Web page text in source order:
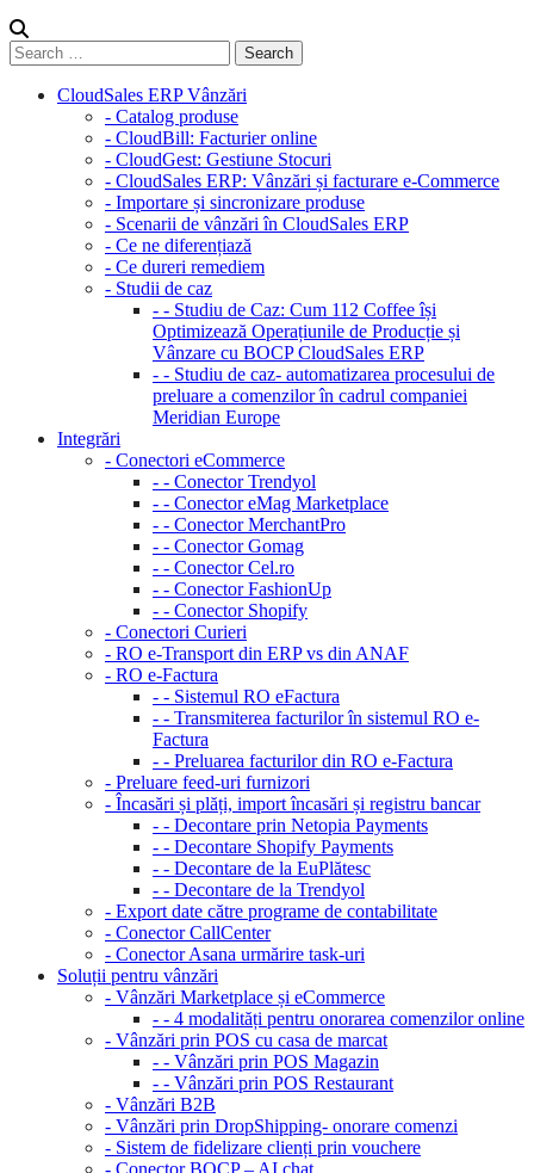
CloudSales ERP Vânzări
- Catalog produse
- CloudBill: Facturier online
- CloudGest: Gestiune Stocuri
- CloudSales ERP: Vânzări și facturare e-Commerce
- Importare și sincronizare produse
- Scenarii de vânzări în CloudSales ERP
- Ce ne diferențiază
- Ce dureri remediem
- Studii de caz
- - Studiu de Caz: Cum 112 Coffee își
Optimizează Operațiunile de Producție și
Vânzare cu BOCP CloudSales ERP
- - Studiu de caz- automatizarea procesului de
preluare a comenzilor în cadrul companiei
Meridian Europe
Integrări
- Conectori eCommerce
- - Conector Trendyol
- - Conector eMag Marketplace
- - Conector MerchantPro
- - Conector Gomag
- - Conector Cel.ro
- - Conector FashionUp
- - Conector Shopify
- Conectori Curieri
- RO e-Transport din ERP vs din ANAF
- RO e-Factura
- - Sistemul RO eFactura
- - Transmiterea facturilor în sistemul RO e-
Factura
- - Preluarea facturilor din RO e-Factura
- Preluare feed-uri furnizori
- Încasări și plăți, import încasări și registru bancar
- - Decontare prin Netopia Payments
- - Decontare Shopify Payments
- - Decontare de la EuPlătesc
- - Decontare de la Trendyol
- Export date către programe de contabilitate
- Conector CallCenter
- Conector Asana urmărire task-uri
Soluții pentru vânzări
- Vânzări Marketplace și eCommerce
- - 4 modalități pentru onorarea comenzilor online
- Vânzări prin POS cu casa de marcat
- - Vânzări prin POS Magazin
- - Vânzări prin POS Restaurant
- Vânzări B2B
- Vânzări prin DropShipping- onorare comenzi
- Sistem de fidelizare clienți prin vouchere
- Conector BOCP – AI chat